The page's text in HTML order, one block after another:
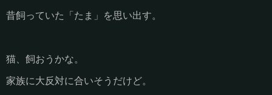
昔飼っていた「たま」を思い出す。
猫、飼おうかな。
家族に大反対に合いそうだけど。